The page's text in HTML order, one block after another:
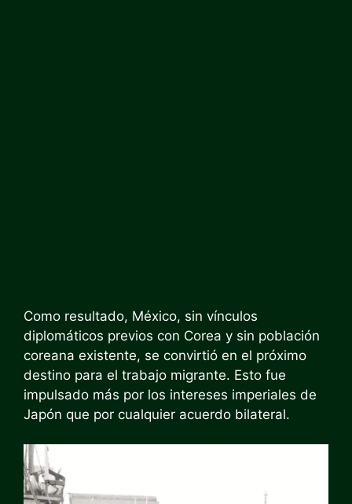
Como resultado, México, sin vínculos
diplomáticos previos con Corea y sin población
coreana existente, se convirtió en el próximo
destino para el trabajo migrante. Esto fue
impulsado más por los intereses imperiales de
Japón que por cualquier acuerdo bilateral.